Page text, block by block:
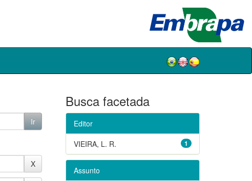
Busca facetada
Editor
1
VIEIRA, L. R.
Assunto